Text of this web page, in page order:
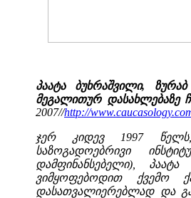
პაატა ბუხრაშვილი,
მეგალითურ დასახლებაზე
2007//http://
ჯერ კიდევ 1997 წელს,
საზოგადოებრივი
დამფინანსებელი),
ვიმყოფებოდით ქვემო
დასათვალიერებლად და